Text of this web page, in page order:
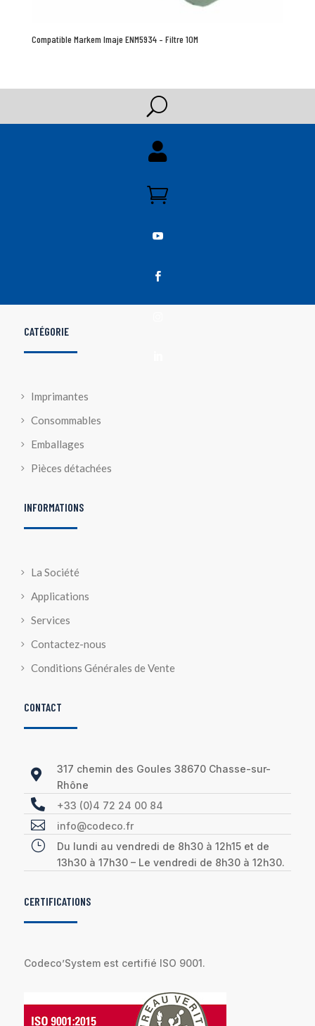
Compatible Markem Imaje ENM5934 – Filtre 10M
U




CATÉGORIE
Imprimantes
Consommables
Emballages
Pièces détachées
INFORMATIONS
La Société
Applications
Services
Contactez-nous
Conditions Générales de Vente
CONTACT

317 chemin des Goules 38670 Chasse-sur-
Rhône
 +33 (0)4 72 24 00 84
 info@codeco.fr
}
Du lundi au vendredi de 8h30 à 12h15 et de
13h30 à 17h30 – Le vendredi de 8h30 à 12h30.
CERTIFICATIONS
Codeco’System est certifié ISO 9001.